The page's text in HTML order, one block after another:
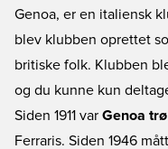
her.
Genoa, er en italiensk
blev klubben oprettet
britiske folk. Klubben
og du kunne kun
Siden 1911 var Genoa trø
Ferraris. Siden 1946